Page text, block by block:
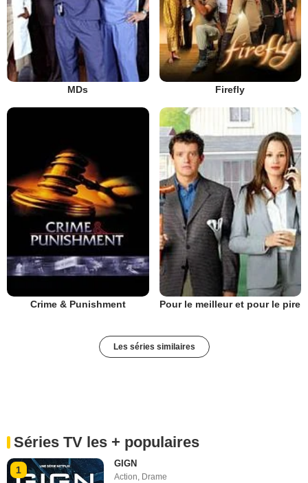
MDs Firefly
Crime & Punishment Pour le meilleur et pour le pire
Les séries similaires
Séries TV les + populaires
1
GIGN
Action, Drame